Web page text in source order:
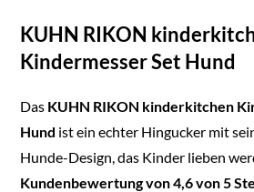
Geburtstag,
teilige
KUHN RIKON
Kindermesser Set Hund
Das KUHN RIKON kinderkitchen
Hund ist ein echter Hingucker mit
Hunde-Design, das Kinder lieben
Kundenbewertung von 4,6 von 5